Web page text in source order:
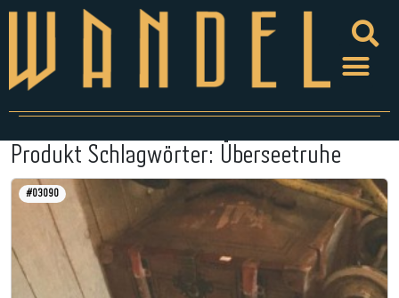
Produkt Schlagwörter: Überseetruhe
#03090